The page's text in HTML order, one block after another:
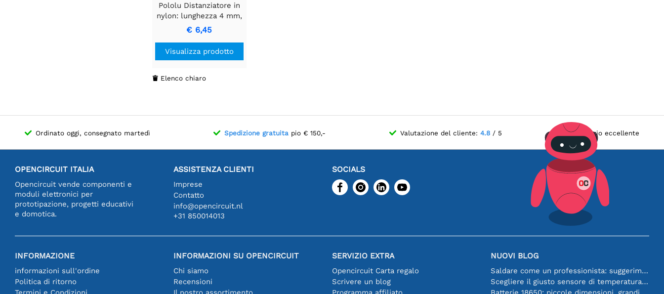
Pololu Distanziatore in
nylon: lunghezza 4 mm,
diametro esterno 5 mm,
diametro interno 3,3
mm (confezione da 50)
€ 6,45
Visualizza prodotto
 Elenco chiaro
Ordinato oggi, consegnato martedì Spedizione gratuita pio € 150,- Valutazione del cliente: 4.8/ 5 Servizio eccellente
OPENCIRCUIT ITALIA
Opencircuit vende componenti e
moduli elettronici per
prototipazione, progetti educativi
e domotica.
ASSISTENZA CLIENTI
Imprese
Contatto
info@opencircuit.nl
+31 850014013
SOCIALS
INFORMAZIONE
informazioni sull'ordine
Politica di ritorno
INFORMAZIONI SU OPENCIRCUIT
Chi siamo
Recensioni
SERVIZIO EXTRA
Opencircuit Carta regalo
Scrivere un blog
NUOVI BLOG
Saldare come un professionista: suggerimenti per connessioni elettroniche perfette
Scegliere il giusto sensore di temperatura [youtube]